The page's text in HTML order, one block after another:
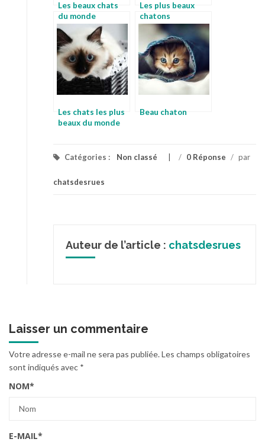
Les beaux chats
du monde
Les plus beaux
chatons
Les chats les plus
beaux du monde
Beau chaton
Catégories : Non classé / 0 Réponse / par
chatsdesrues
Auteur de l’article : chatsdesrues
Laisser un commentaire
Votre adresse e-mail ne sera pas publiée.Les champs obligatoires
sont indiqués avec *
NOM*
E-MAIL*